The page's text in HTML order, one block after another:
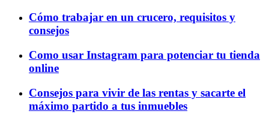
Cómo trabajar en un crucero, requisitos y
consejos
Como usar Instagram para potenciar tu tienda
online
Consejos para vivir de las rentas y sacarte el
máximo partido a tus inmuebles